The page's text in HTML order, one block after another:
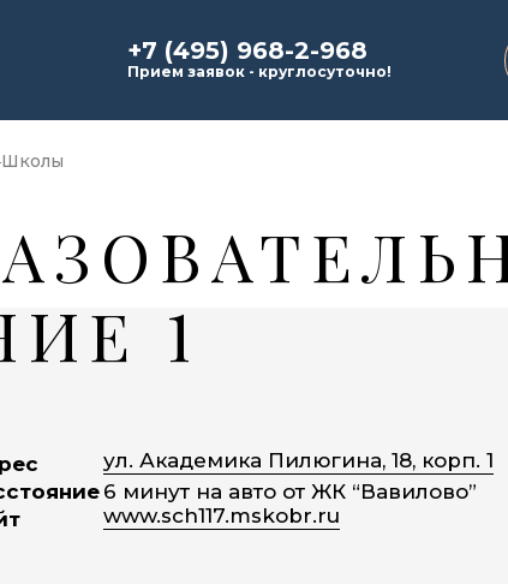
+7 (495) 968-2-968
Прием заявок - круглосуточно!
Школы
1
ул. Академика Пилюгина, 18, корп. 1
6 минут на авто от ЖК “Вавилово”
www.sch117.mskobr.ru